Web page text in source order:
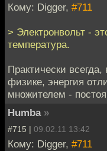
Кому: Digger, #711
> Электронвольт -
температура.
Практически
физике, энергия
множителем -
Humba »
#715 | 09.02.11 13:42
Кому: Digger, #711